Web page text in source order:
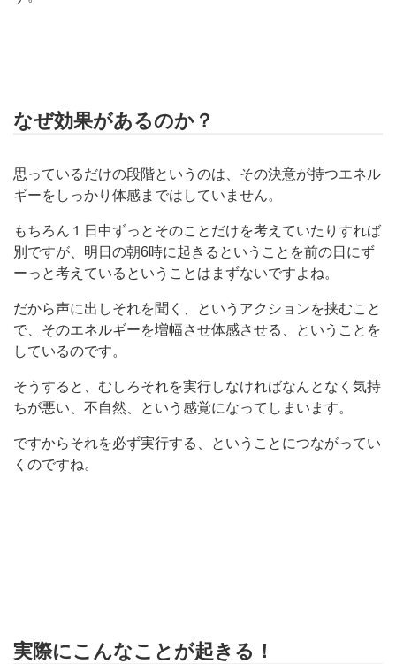
なぜ効果があるのか？
思っているだけの段階というのは、その決意が持つエネル
ギーをしっかり体感まではしていません。
もちろん１日中ずっとそのことだけを考えていたりすれば
別ですが、明日の朝6時に起きるということを前の日にず
ーっと考えているということはまずないですよね。
だから声に出しそれを聞く、というアクションを挟むこと
で、 そのエネルギーを増幅させ体感させる
、ということを
しているのです。
そうすると、むしろそれを実行しなければなんとなく気持
ちが悪い、不自然、という感覚になってしまいます。
ですからそれを必ず実行する、ということにつながってい
くのですね。
実際にこんなことが起きる！